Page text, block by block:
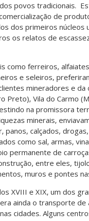
povos tradicionais.
de
dos primeiros núcleos
os relatos de
como ferreiros,
e seleiros,
mineradores e da
Preto), Vila do Carmo
na promissora
minerais,
panos, calçados,
como sal, armas,
permanente de
entre eles,
muros e pontes
XVIII e XIX, um dos
ainda o transporte de
cidades. Alguns